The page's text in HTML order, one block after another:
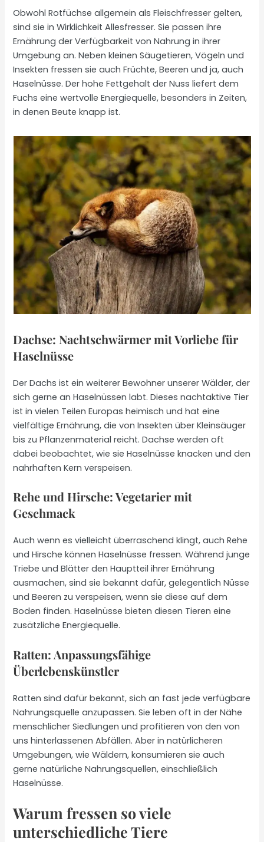
Obwohl Rotfüchse allgemein als Fleischfresser gelten,
sind sie in Wirklichkeit Allesfresser. Sie passen ihre
Ernährung der Verfügbarkeit von Nahrung in ihrer
Umgebung an. Neben kleinen Säugetieren, Vögeln und
Insekten fressen sie auch Früchte, Beeren und ja, auch
Haselnüsse. Der hohe Fettgehalt der Nuss liefert dem
Fuchs eine wertvolle Energiequelle, besonders in Zeiten,
in denen Beute knapp ist.
Dachse: Nachtschwärmer mit Vorliebe für
Haselnüsse
Der Dachs ist ein weiterer Bewohner unserer Wälder, der
sich gerne an Haselnüssen labt. Dieses nachtaktive Tier
ist in vielen Teilen Europas heimisch und hat eine
vielfältige Ernährung, die von Insekten über Kleinsäuger
bis zu Pflanzenmaterial reicht. Dachse werden oft
dabei beobachtet, wie sie Haselnüsse knacken und den
nahrhaften Kern verspeisen.
Rehe und Hirsche: Vegetarier mit
Geschmack
Auch wenn es vielleicht überraschend klingt, auch Rehe
und Hirsche können Haselnüsse fressen. Während junge
Triebe und Blätter den Hauptteil ihrer Ernährung
ausmachen, sind sie bekannt dafür, gelegentlich Nüsse
und Beeren zu verspeisen, wenn sie diese auf dem
Boden finden. Haselnüsse bieten diesen Tieren eine
zusätzliche Energiequelle.
Ratten: Anpassungsfähige
Überlebenskünstler
Ratten sind dafür bekannt, sich an fast jede verfügbare
Nahrungsquelle anzupassen. Sie leben oft in der Nähe
menschlicher Siedlungen und profitieren von den von
uns hinterlassenen Abfällen. Aber in natürlicheren
Umgebungen, wie Wäldern, konsumieren sie auch
gerne natürliche Nahrungsquellen, einschließlich
Haselnüsse.
Warum fressen so viele
unterschiedliche Tiere